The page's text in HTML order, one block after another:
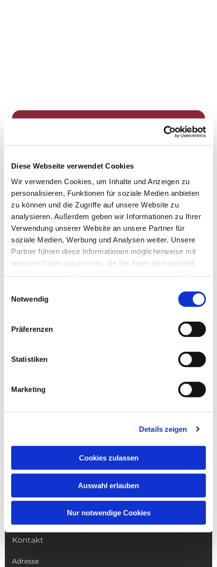
Diese Webseite verwendet Cookies
Wir verwenden Cookies, um Inhalte und Anzeigen zu
personalisieren, Funktionen für soziale Medien anbieten
zu können und die Zugriffe auf unsere Website zu
analysieren. Außerdem geben wir Informationen zu Ihrer
Verwendung unserer Website an unsere Partner für
soziale Medien, Werbung und Analysen weiter. Unsere
Partner führen diese Informationen möglicherweise mit
weiteren Daten zusammen, die Sie ihnen bereitgestellt
Notwendig
Präferenzen
Statistiken
Marketing
Details zeigen
Cookies zulassen
Auswahl erlauben
Nur notwendige Cookies
Dies könnte Sie auch
Gottesdienste
Veranstaltungen & Angebote
Kindertagesstätte St. Andreas
Kontakt
Adresse